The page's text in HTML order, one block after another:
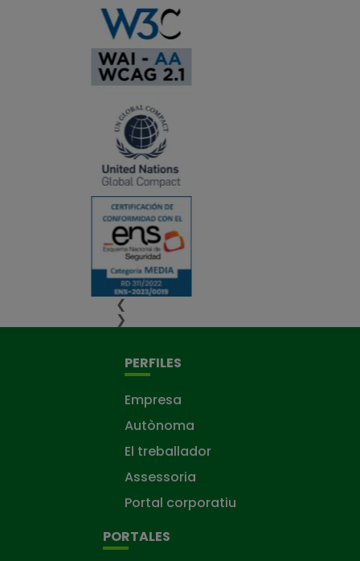
❮
❯
PERFILES
Empresa
Autònoma
El treballador
Assessoria
Portal corporatiu
PORTALES